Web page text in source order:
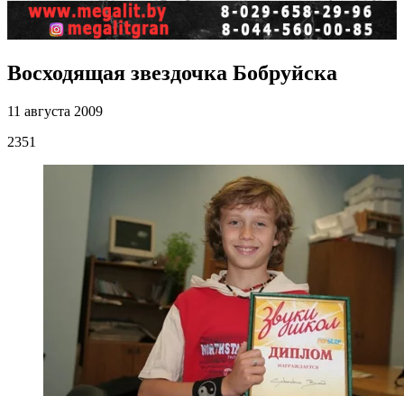
Восходящая звездочка Бобруйска
11 августа 2009
2351